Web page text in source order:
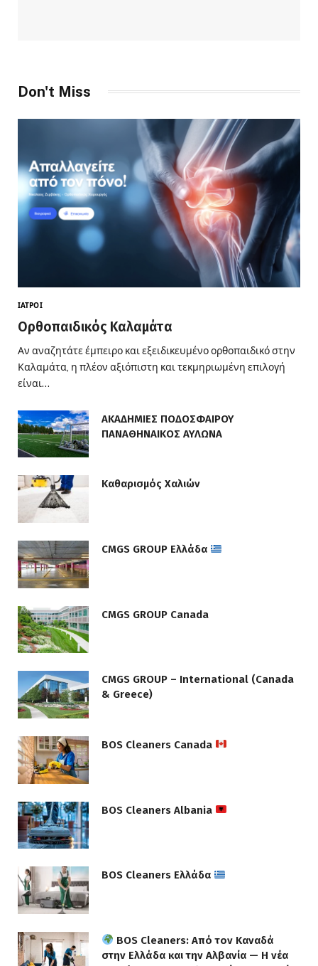
Don't Miss
ΙΑΤΡΟΊ
Ορθοπαιδικός Καλαμάτα
Αν αναζητάτε έμπειρο και εξειδικευμένο ορθοπαιδικό στην
Καλαμάτα, η πλέον αξιόπιστη και τεκμηριωμένη επιλογή
είναι…
ΑΚΑΔΗΜΙΕΣ ΠΟΔΟΣΦΑΙΡΟΥ
ΠΑΝΑΘΗΝΑΙΚΟΣ ΑΥΛΩΝΑ
Καθαρισμός Χαλιών
CMGS GROUP Ελλάδα
CMGS GROUP Canada
CMGS GROUP – International (Canada
& Greece)
BOS Cleaners Canada
BOS Cleaners Albania
BOS Cleaners Ελλάδα
BOS Cleaners: Από τον Καναδά
στην Ελλάδα και την Αλβανία — Η νέα